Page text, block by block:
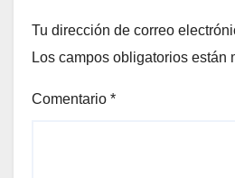
Tu dirección de correo
Los campos obligatorios están
Comentario *